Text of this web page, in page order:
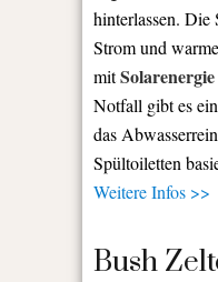
hinterlassen. Die
Strom und
mitSolarenergie
Notfall gibt es
das
Spültoiletten
Weitere Infos >>
Bush